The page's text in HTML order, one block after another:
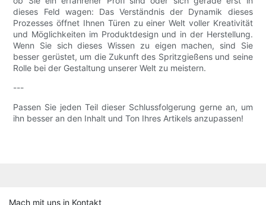
dieses Feld wagen: Das Verständnis der Dynamik dieses
Prozesses öffnet Ihnen Türen zu einer Welt voller Kreativität
und Möglichkeiten im Produktdesign und in der Herstellung.
Wenn Sie sich dieses Wissen zu eigen machen, sind Sie
besser gerüstet, um die Zukunft des Spritzgießens und seine
Rolle bei der Gestaltung unserer Welt zu meistern.
---
Passen Sie jeden Teil dieser Schlussfolgerung gerne an, um
ihn besser an den Inhalt und Ton Ihres Artikels anzupassen!
Mach mit uns in Kontakt